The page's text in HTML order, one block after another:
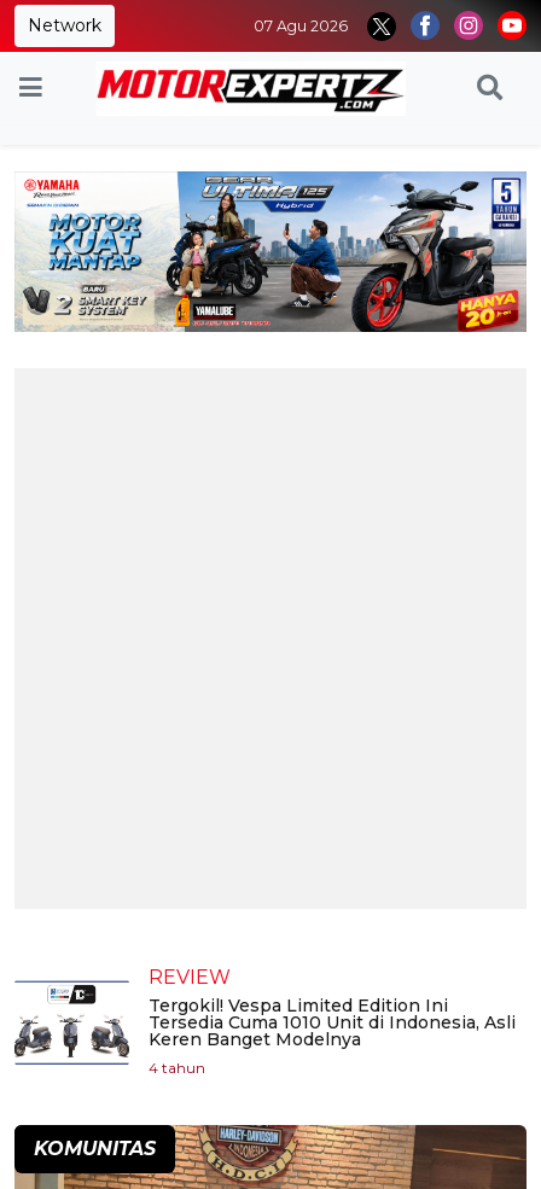
Network 07 Agu 2026
REVIEW
Tergokil! Vespa Limited Edition Ini
Tersedia Cuma 1010 Unit di Indonesia, Asli
Keren Banget Modelnya
4 tahun
KOMUNITAS